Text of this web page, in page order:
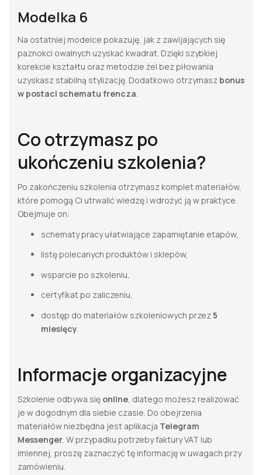
Modelka 6
Na ostatniej modelce pokazuję, jak z zawijających się
paznokci owalnych uzyskać kwadrat. Dzięki szybkiej
korekcie kształtu oraz metodzie żel bez piłowania
uzyskasz stabilną stylizację. Dodatkowo otrzymasz bonus
w postaci schematu frencza
Co otrzymasz po
ukończeniu szkolenia?
Po zakończeniu szkolenia otrzymasz komplet materiałów,
które pomogą Ci utrwalić wiedzę i wdrożyć ją w praktyce.
Obejmuje on:
schematy pracy ułatwiające zapamiętanie etapów,
listę polecanych produktów i sklepów,
wsparcie po szkoleniu,
certyfikat po zaliczeniu,
dostęp do materiałów szkoleniowych przez5
miesięcy
Informacje organizacyjne
Szkolenie odbywa się online, dlatego możesz realizować
je w dogodnym dla siebie czasie. Do obejrzenia
materiałów niezbędna jest aplikacja Telegram
Messenger. W przypadku potrzeby faktury VAT lub
imiennej, proszę zaznaczyć tę informację w uwagach przy
zamówieniu.